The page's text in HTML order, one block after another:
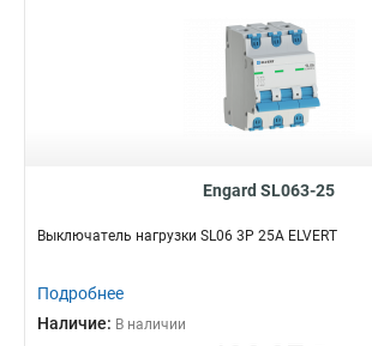
Engard SL063-25
Выключатель нагрузки SL06 3Р 25А ELVERT
Подробнее
Наличие: В наличии